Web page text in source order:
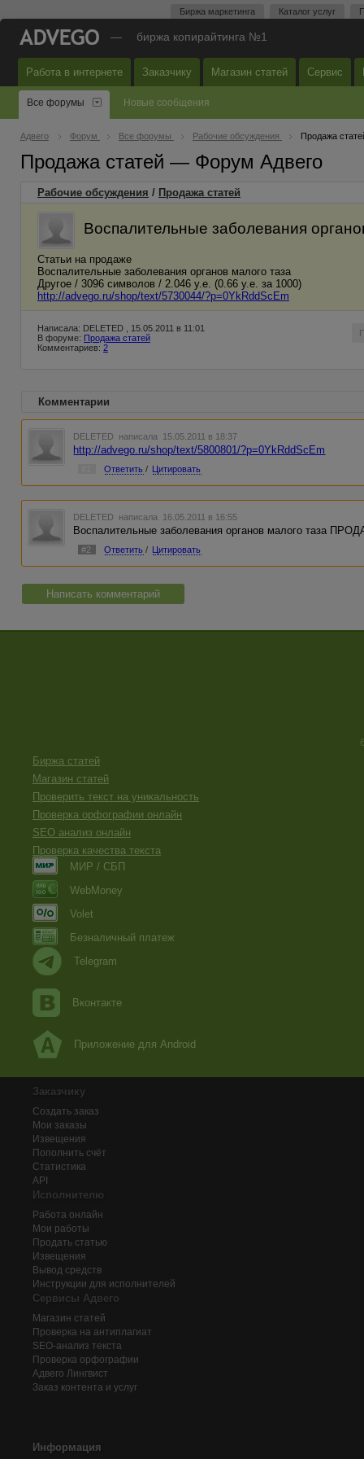
Биржа маркетинга Каталог услуг
— биржа копирайтинга №1
Работа в интернете Заказчику Магазин статей Сервис
Все форумы Новые сообщения
Адвего Форум Все форумы Рабочие обсуждения Продажа
Продажа статей — Форум Адвего
Рабочие обсуждения / Продажа статей
Воспалительные заболевания
Статьи на продаже
Воспалительные заболевания органов малого таза
Другое / 3096 символов / 2.046 у.е. (0.66 у.е. за 1000)
http://advego.ru/shop/text/5730044/?p=0YkRddScEm
Написала: DELETED , 15.05.2011 в 11:01
В форуме: Продажа статей
Комментариев: 2
Комментарии
DELETED написала 15.05.2011 в 18:37
http://advego.ru/shop/text/5800801/?p=0YkRddScEm
Ответить / Цитировать
DELETED написала 16.05.2011 в 16:55
Воспалительные заболевания органов малого таза
#2 Ответить / Цитировать
Написать комментарий
Биржа статей
Магазин статей
Проверить текст на уникальность
Проверка орфографии онлайн
SEO анализ онлайн
Проверка качества текста
МИР / СБП
WebMoney
Volet
Безналичный платеж
Telegram
Вконтакте
Приложение для Android
Заказчику
Создать заказ
Мои заказы
Извещения
Пополнить счёт
Статистика
API
Исполнителю
Работа онлайн
Мои работы
Продать статью
Извещения
Вывод средств
Инструкции для исполнителей
Сервисы Адвего
Магазин статей
Проверка на антиплагиат
SEO-анализ текста
Проверка орфографии
Адвего Лингвист
Заказ контента и услуг
Информация